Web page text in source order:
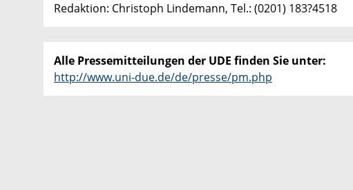
Redaktion: Christoph Lindemann, Tel.: (0201) 183?4518
Alle Pressemitteilungen der UDE finden Sie unter:
http://www.uni-due.de/de/presse/pm.php